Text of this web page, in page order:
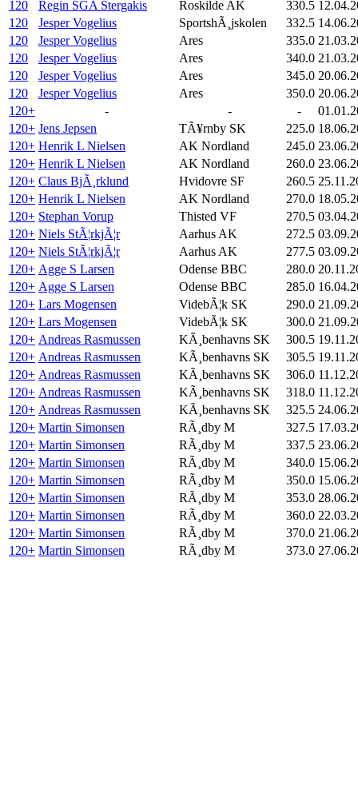
120
Regin SGA Stergakis Roskilde AK 330.5
120
Jesper Vogelius SportshÃ¸jskolen 332.5
120
Jesper Vogelius Ares 335.0
120
Jesper Vogelius Ares 340.0
120
Jesper Vogelius Ares 345.0
120
Jesper Vogelius Ares 350.0
120+
- - -
120+ Jens Jepsen TÃ¥rnby SK 225.0
120+ Henrik L Nielsen AK Nordland 245.0
120+ Henrik L Nielsen AK Nordland 260.0
120+ Claus BjÃ¸rklund Hvidovre SF 260.5
120+ Henrik L Nielsen AK Nordland 270.0
120+ Stephan Vorup Thisted VF 270.5
120+ Niels StÃ¦rkjÃ¦r Aarhus AK 272.5
120+ Niels StÃ¦rkjÃ¦r Aarhus AK 277.5
120+ Agge S Larsen Odense BBC 280.0
120+ Agge S Larsen Odense BBC 285.0
120+ Lars Mogensen VidebÃ¦k SK 290.0
120+ Lars Mogensen VidebÃ¦k SK 300.0
120+ Andreas Rasmussen KÃ¸benhavns SK 300.5
120+ Andreas Rasmussen KÃ¸benhavns SK 305.5
120+ Andreas Rasmussen KÃ¸benhavns SK 306.0
120+ Andreas Rasmussen KÃ¸benhavns SK 318.0
120+ Andreas Rasmussen KÃ¸benhavns SK 325.5
120+ Martin Simonsen RÃ¸dby M 327.5
120+ Martin Simonsen RÃ¸dby M 337.5
120+ Martin Simonsen RÃ¸dby M 340.0
120+ Martin Simonsen RÃ¸dby M 350.0
120+ Martin Simonsen RÃ¸dby M 353.0
120+ Martin Simonsen RÃ¸dby M 360.0
120+ Martin Simonsen RÃ¸dby M 370.0
120+ Martin Simonsen RÃ¸dby M 373.0